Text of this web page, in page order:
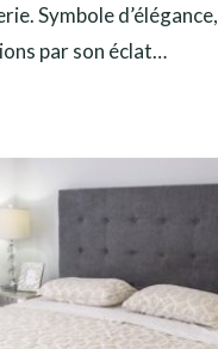
Symbole
par son éclat…